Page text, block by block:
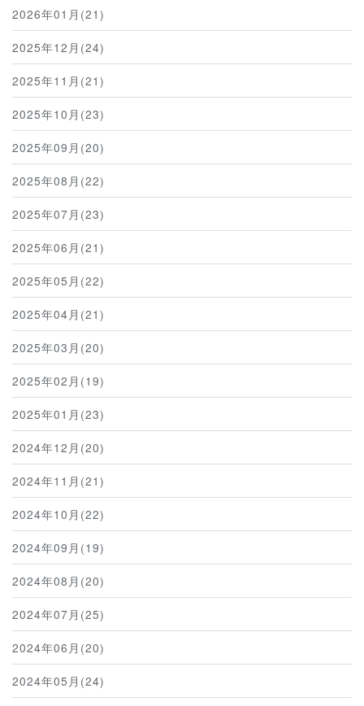
2026年01月(21)
2025年12月(24)
2025年11月(21)
2025年10月(23)
2025年09月(20)
2025年08月(22)
2025年07月(23)
2025年06月(21)
2025年05月(22)
2025年04月(21)
2025年03月(20)
2025年02月(19)
2025年01月(23)
2024年12月(20)
2024年11月(21)
2024年10月(22)
2024年09月(19)
2024年08月(20)
2024年07月(25)
2024年06月(20)
2024年05月(24)